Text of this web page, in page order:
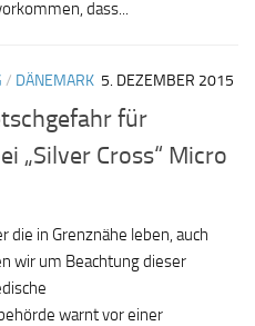
dass...
/ DÄNEMARK 5. DEZEMBER 2015
für
„Silver Cross“ Micro
die in Grenznähe leben, auch
wir um Beachtung dieser
warnt vor einer